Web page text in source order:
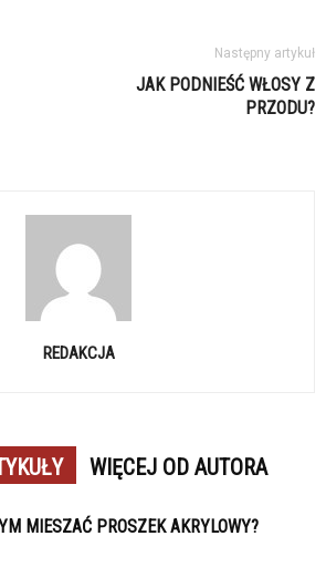
Następny artykuł
JAK PODNIEŚĆ WŁOSY Z
PRZODU?
REDAKCJA
WIĘCEJ OD AUTORA
MIESZAĆ PROSZEK AKRYLOWY?